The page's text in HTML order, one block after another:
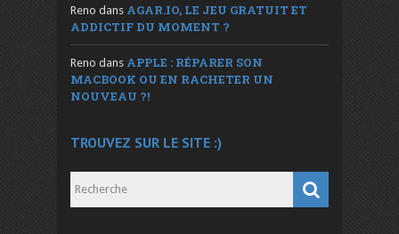
Reno dans AGAR.IO, LE JEU GRATUIT ET
ADDICTIF DU MOMENT ?
Reno dans APPLE : RÉPARER SON
MACBOOK OU EN RACHETER UN
NOUVEAU ?!
TROUVEZ SUR LE SITE :)